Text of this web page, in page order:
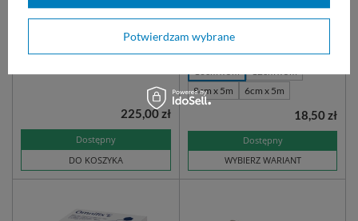
To pełny system przeznaczony do
kompresjoterapii. Składa się z
kilku bandaży i opatrunków.
Dostępny
DO KOSZYKA
225,00 zł
do silnej kompresji, ograniczania
ruchów pewnych części ciała,
stabilizacji i odciążenia oraz
mocowania opatrunków.
10cm x 5m
12cm x 5m
8cm x 5m
6cm x 5m
Dostępny
WYBIERZ WARIANT
18,50 zł
Potwierdzam wybrane